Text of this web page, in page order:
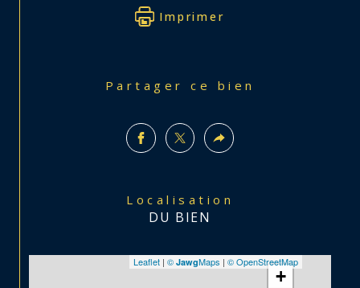
Imprimer
Partager ce bien
Localisation
DU BIEN
+
Leaflet | © JawgMaps | © OpenStreetMap